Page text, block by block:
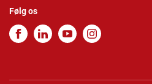
Følg os